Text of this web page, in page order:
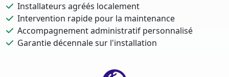
Installateurs agréés localement
Intervention rapide pour la maintenance
Accompagnement administratif personnalisé
Garantie décennale sur l'installation